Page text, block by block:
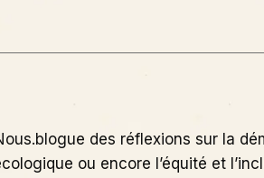
des réflexions sur la
ou encore l’équité et